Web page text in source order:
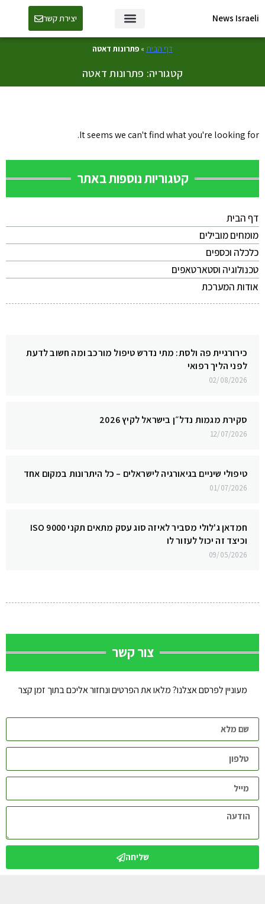
News Israeli יצירת קשר
דף הבית» פתרונות דאטה
קטגוריה: פתרונות דאטה
It seems we can't find what you're looking for.
קטגוריות נוספות באתר
דף הבית
מומחים מובילים
כלכלה וכספים
טכנולוגיה וסטארטאפים
אודות המערכת
כירורגיית פה ולסת: מתי נדרש טיפול מורכב ומה חשוב לדעת
לפני הליך רפואי
02/08/2026
סקירת מגמות נדל״ן בישראל לקיץ 2026
12/07/2026
טיפולי שיניים בגיאורגיה לישראלים – כל היתרונות במקום אחד
01/07/2026
חמדאן ג'לולי מסביר לאיזה סוג עסק מתאים תקני ISO 9000
וכיצד זה יכול לעזור לו
09/05/2026
צור קשר
מעוניין לפרסם אצלנו? מלאו את הפרטים ונחזור אליכם בתוך זמן קצר
שליחה